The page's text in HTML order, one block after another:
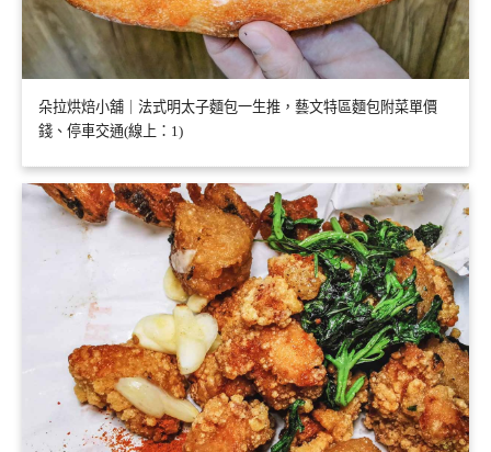
朵拉烘焙小舖｜法式明太子麵包一生推，藝文特區麵包附菜單價
錢、停車交通(線上：1)